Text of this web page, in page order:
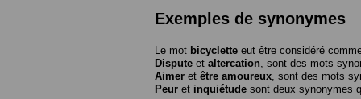
Exemples de synonymes
Le mot bicyclette eut être considéré
Dispute et altercation , sont des mots
Aimer et être amoureux , sont des mots
Peur et inquiétude sont deux synonymes